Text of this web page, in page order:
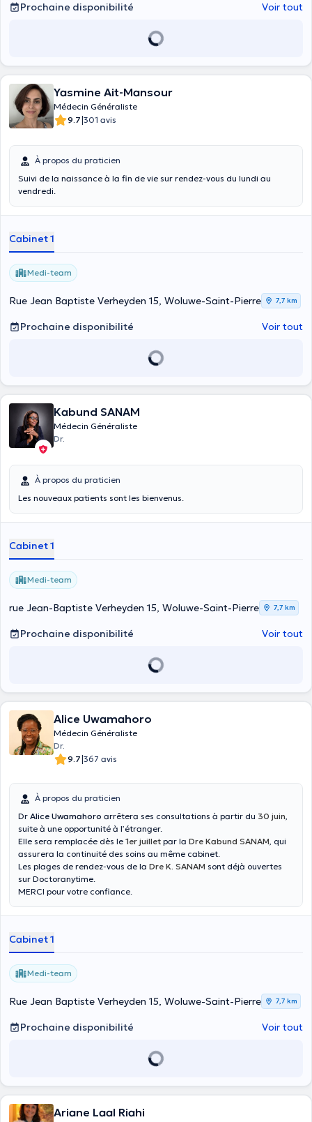
Prochaine disponibilité Voir tout
Yasmine Ait-Mansour
Médecin Généraliste
9.7|301 avis
À propos du praticien
Suivi de la naissance à la fin de vie sur rendez-vous du lundi au
vendredi.
Cabinet 1
Medi-team
Rue Jean Baptiste Verheyden 15, Woluwe-Saint-Pierre 7,7 km
Prochaine disponibilité Voir tout
Kabund SANAM
Médecin Généraliste
Dr.
À propos du praticien
Les nouveaux patients sont les bienvenus.
Cabinet 1
Medi-team
rue Jean-Baptiste Verheyden 15, Woluwe-Saint-Pierre 7,7 km
Prochaine disponibilité Voir tout
Alice Uwamahoro
Médecin Généraliste
Dr.
9.7|367 avis
À propos du praticien
Dr Alice Uwamahoro arrêtera ses consultations à partir du 30 juin,
suite à une opportunité à l’étranger.
Elle sera remplacée dès le 1er juillet par la Dre Kabund SANAM, qui
assurera la continuité des soins au même cabinet.
Les plages de rendez-vous de la Dre K. SANAM sont déjà ouvertes
sur Doctoranytime.
MERCI pour votre confiance.
Cabinet 1
Medi-team
Rue Jean Baptiste Verheyden 15, Woluwe-Saint-Pierre 7,7 km
Prochaine disponibilité Voir tout
Ariane Laal Riahi